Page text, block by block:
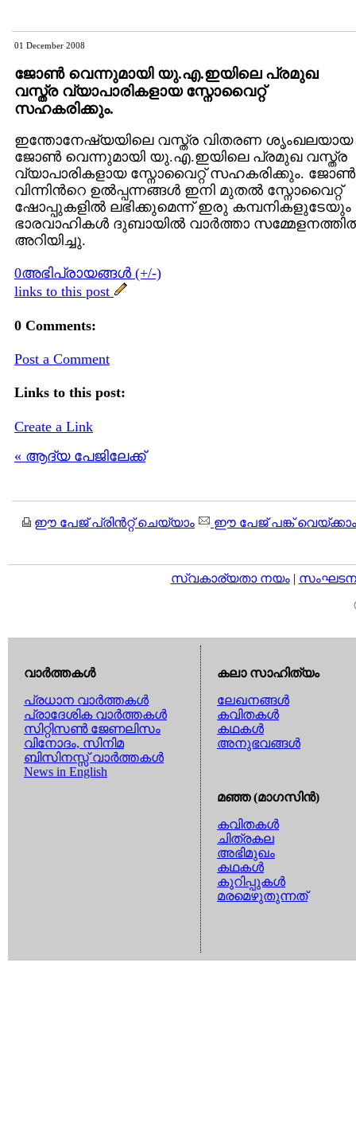
01 December 2008
ജോണ്‍ വെന്നുമായി യു.എ.ഇയിലെ പ്രമുഖ
വസ്ത്ര വ്യാപാരികളായ സ്നോവൈറ്റ്
സഹകരിക്കും.
ഇന്തോനേഷ്യയിലെ വസ്ത്ര വിതരണ ശൃംഖലയായ
ജോണ്‍ വെന്നുമായി യു.എ.ഇയിലെ പ്രമുഖ വസ്ത്ര
വ്യാപാരികളായ സ്നോവൈറ്റ് സഹകരിക്കും. ജോണ്‍
വിന്നിന്‍റെ ഉല്‍പ്പന്നങ്ങള്‍ ഇനി മുതല്‍ സ്നോവൈറ്റ്
ഷോപ്പുകളില്‍ ലഭിക്കുമെന്ന് ഇരു കമ്പനികളുടേയും
ഭാരവാഹികള്‍ ദുബായില്‍ വാര്‍ത്താ
അറിയിച്ചു.
0അഭിപ്രായങ്ങള്‍ (+/-)
links to this post
0 Comments:
Post a Comment
Links to this post:
Create a Link
« ആദ്യ പേജിലേക്ക്
ഈ പേജ് പ്രിന്‍റ്റ് ചെയ്യാം ഈ പേജ് പങ്ക് വെയ്ക്കാം
സ്വകാര്യതാ നയം|
വാര്‍ത്തകള്‍
പ്രധാന വാര്‍ത്തകള്‍
പ്രാദേശിക വാര്‍ത്തകള്‍
സിറ്റിസണ്‍ ജേണലിസം
വിനോദം, സിനിമ
ബിസിനസ്സ് വാര്‍ത്തകള്‍
News in English
കലാ സാഹിത്യം
ലേഖനങ്ങള്‍
കവിതകള്‍
കഥകള്‍
അനുഭവങ്ങള്‍
മഞ്ഞ (മാഗസിന്‍)
കവിതകള്‍
ചിത്രകല
അഭിമുഖം
കഥകള്‍
കുറിപ്പുകള്‍
മരമെഴുതുന്നത്